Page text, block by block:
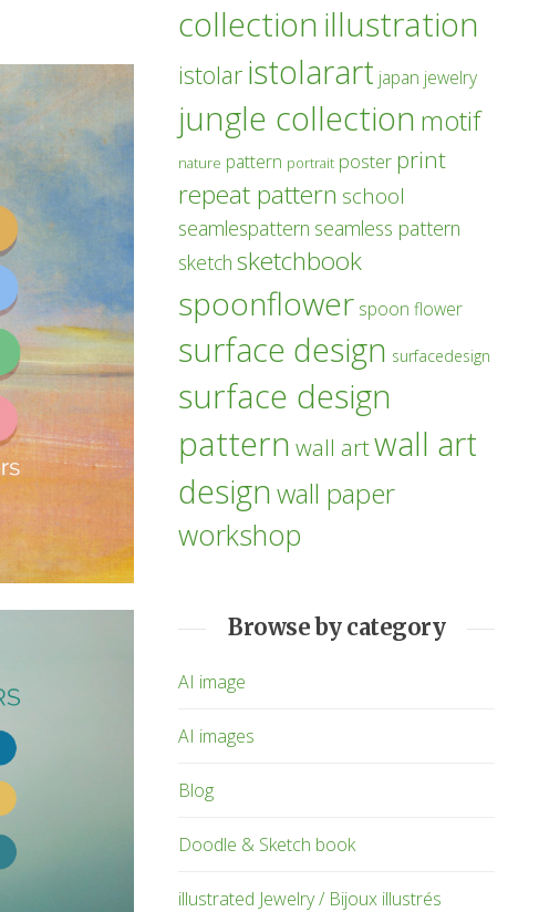
collection illustration
istolar istolarart japan jewelry
jungle collection motif
nature pattern portrait poster print
repeat pattern school
seamlespattern seamless pattern
sketch sketchbook
spoonflower spoon flower
surface design surfacedesign
surface design
pattern wall artwall art
designwall paper
workshop
Browse by category
AI image
AI images
Blog
Doodle & Sketch book
illustrated Jewelry / Bijoux illustrés